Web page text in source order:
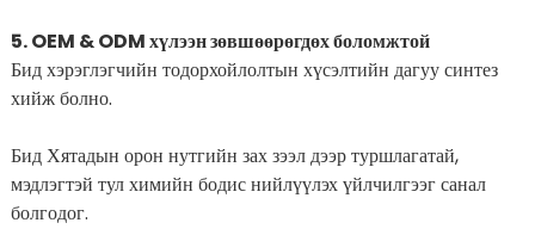
5. OEM & ODM хүлээн зөвшөөрөгдөх боломжтой
Бид хэрэглэгчийн тодорхойлолтын хүсэлтийн дагуу синтез
хийж болно.
Бид Хятадын орон нутгийн зах зээл дээр туршлагатай,
мэдлэгтэй тул химийн бодис нийлүүлэх үйлчилгээг санал
болгодог.